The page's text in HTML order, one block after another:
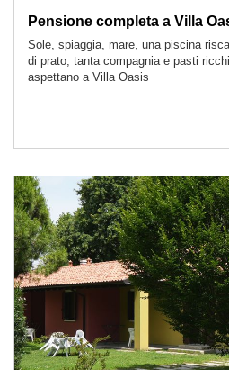
Pensione completa a Villa
Sole, spiaggia, mare, una piscina
di prato, tanta compagnia e pasti
aspettano a Villa Oasis